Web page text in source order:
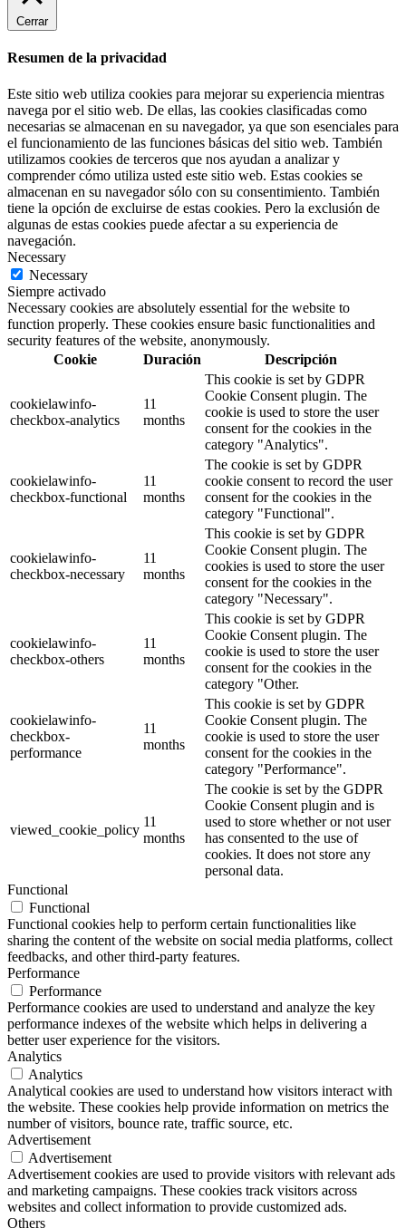
Cerrar
Resumen de la privacidad
Este sitio web utiliza cookies para mejorar su experiencia mientras
navega por el sitio web. De ellas, las cookies clasificadas como
necesarias se almacenan en su navegador, ya que son esenciales para
el funcionamiento de las funciones básicas del sitio web. También
utilizamos cookies de terceros que nos ayudan a analizar y
comprender cómo utiliza usted este sitio web. Estas cookies se
almacenan en su navegador sólo con su consentimiento. También
tiene la opción de excluirse de estas cookies. Pero la exclusión de
algunas de estas cookies puede afectar a su experiencia de
navegación.
Necessary
Necessary
Siempre activado
Necessary cookies are absolutely essential for the website to
function properly. These cookies ensure basic functionalities and
security features of the website, anonymously.
Cookie
Duración Descripción
cookielawinfo-
checkbox-analytics
11
months
This cookie is set by GDPR
Cookie Consent plugin. The
cookie is used to store the user
consent for the cookies in the
category "Analytics".
cookielawinfo-
checkbox-functional
11
months
The cookie is set by GDPR
cookie consent to record the user
consent for the cookies in the
category "Functional".
cookielawinfo-
checkbox-necessary
11
months
This cookie is set by GDPR
Cookie Consent plugin. The
cookies is used to store the user
consent for the cookies in the
category "Necessary".
cookielawinfo-
checkbox-others
11
months
This cookie is set by GDPR
Cookie Consent plugin. The
cookie is used to store the user
consent for the cookies in the
category "Other.
cookielawinfo-
checkbox-
performance
11
months
This cookie is set by GDPR
Cookie Consent plugin. The
cookie is used to store the user
consent for the cookies in the
category "Performance".
viewed_cookie_policy
11
months
The cookie is set by the GDPR
Cookie Consent plugin and is
used to store whether or not user
has consented to the use of
cookies. It does not store any
personal data.
Functional
Functional
Functional cookies help to perform certain functionalities like
sharing the content of the website on social media platforms, collect
feedbacks, and other third-party features.
Performance
Performance
Performance cookies are used to understand and analyze the key
performance indexes of the website which helps in delivering a
better user experience for the visitors.
Analytics
Analytics
Analytical cookies are used to understand how visitors interact with
the website. These cookies help provide information on metrics the
number of visitors, bounce rate, traffic source, etc.
Advertisement
Advertisement
Advertisement cookies are used to provide visitors with relevant ads
and marketing campaigns. These cookies track visitors across
websites and collect information to provide customized ads.
Others